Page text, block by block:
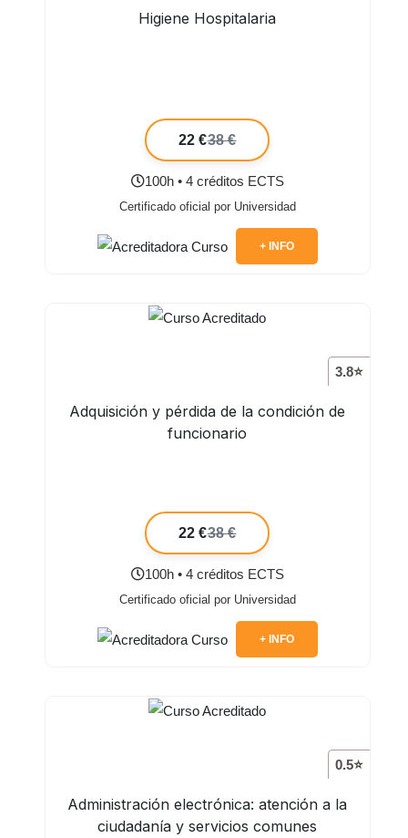
Higiene Hospitalaria
22 €38 €
100h • 4 créditos ECTS
Certificado oficial por Universidad
+ INFO
3.8⭐
Adquisición y pérdida de la condición de
funcionario
22 €38 €
100h • 4 créditos ECTS
Certificado oficial por Universidad
+ INFO
0.5⭐
Administración electrónica: atención a la
ciudadanía y servicios comunes